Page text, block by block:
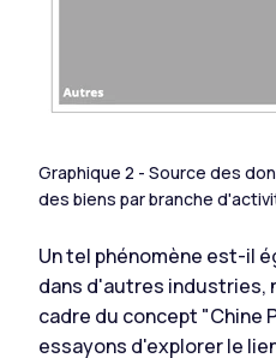
Graphique 2 - Source des
des biens par branche
Un tel phénomène est-il
dans d'autres industries,
cadre du concept "Chine
essayons d'explorer le